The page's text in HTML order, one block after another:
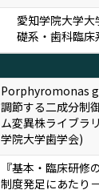
愛知学院大学
礎系・歯科臨床
Porphyromonas
調節する二成分制
ム変異株ライブラ
学院大学歯学会)
『基本・臨床研修
制度発足にあたり